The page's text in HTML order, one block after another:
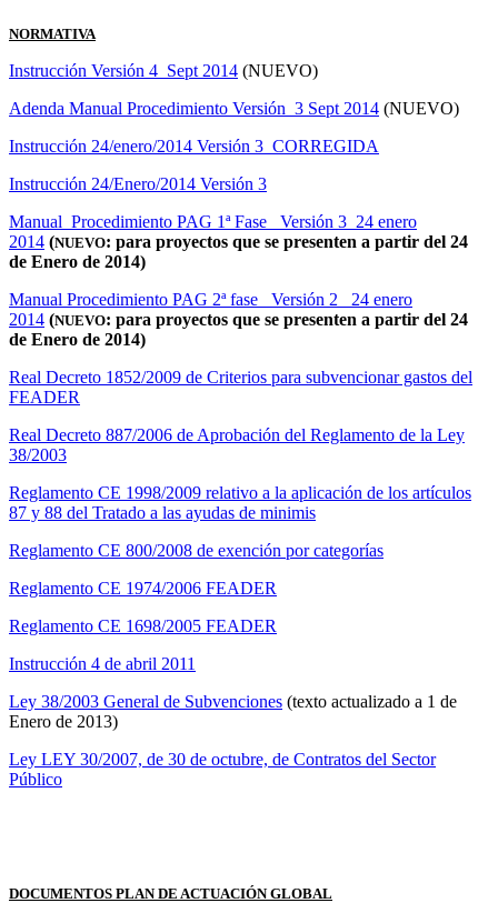
NORMATIVA
Instrucción Versión 4_Sept 2014 (NUEVO)
Adenda Manual Procedimiento Versión_3 Sept 2014 (NUEVO)
Instrucción 24/enero/2014 Versión 3_CORREGIDA
Instrucción 24/Enero/2014 Versión 3
Manual Procedimiento PAG 1ª Fase_ Versión 3_24 enero
2014 (NUEVO: para proyectos que se presenten a partir del 24
de Enero de 2014)
Manual Procedimiento PAG 2ª fase_ Versión 2_ 24 enero
2014 (NUEVO: para proyectos que se presenten a partir del 24
de Enero de 2014)
Real Decreto 1852/2009 de Criterios para subvencionar gastos del
FEADER
Real Decreto 887/2006 de Aprobación del Reglamento de la Ley
38/2003
Reglamento CE 1998/2009 relativo a la aplicación de los artículos
87 y 88 del Tratado a las ayudas de minimis
Reglamento CE 800/2008 de exención por categorías
Reglamento CE 1974/2006 FEADER
Reglamento CE 1698/2005 FEADER
Instrucción 4 de abril 2011
Ley 38/2003 General de Subvenciones (texto actualizado a 1 de
Enero de 2013)
Ley LEY 30/2007, de 30 de octubre, de Contratos del Sector
Público
DOCUMENTOS PLAN DE ACTUACIÓN GLOBAL